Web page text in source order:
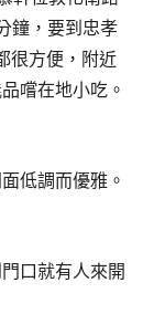
鐘，要到忠孝
很方便，附近
嚐在地小吃。
低調而優雅。
口就有人來開